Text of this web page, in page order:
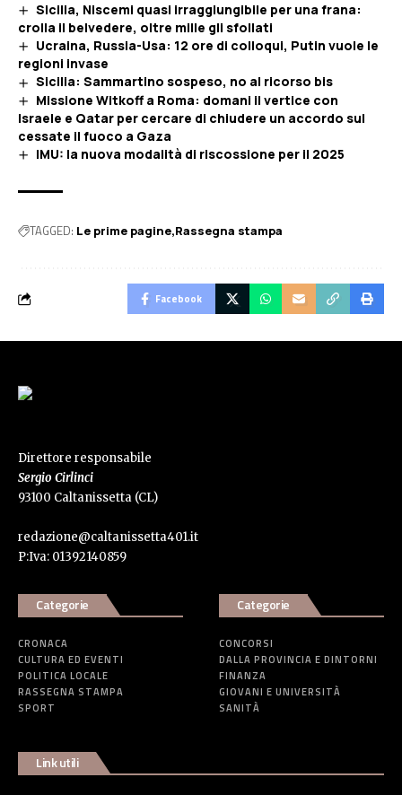
Sicilia, Niscemi quasi irraggiungibile per una frana:
crolla il belvedere, oltre mille gli sfollati
Ucraina, Russia-Usa: 12 ore di colloqui, Putin vuole le
regioni invase
Sicilia: Sammartino sospeso, no al ricorso bis
Missione Witkoff a Roma: domani il vertice con
Israele e Qatar per cercare di chiudere un accordo sul
cessate il fuoco a Gaza
IMU: la nuova modalità di riscossione per il 2025
TAGGED: Le prime pagine Rassegna stampa
Facebook
Direttore responsabile
Sergio Cirlinci
93100 Caltanissetta (CL)
redazione@caltanissetta401.it
P:Iva: 01392140859
Categorie
CRONACA
CULTURA ED EVENTI
POLITICA LOCALE
RASSEGNA STAMPA
SPORT
Categorie
CONCORSI
DALLA PROVINCIA E DINTORNI
FINANZA
GIOVANI E UNIVERSITÀ
SANITÀ
Link utili